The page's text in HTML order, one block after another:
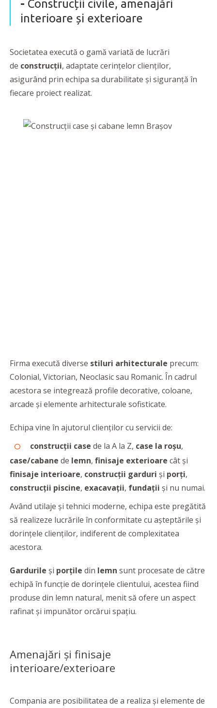
- Construcții civile, amenajări
interioare și exterioare
Societatea execută o gamă variată de lucrări
de construcții, adaptate cerințelor clienților,
asigurând prin echipa sa durabilitate și siguranță în
fiecare proiect realizat.
Firma execută diverse stiluri arhitecturale precum:
Colonial, Victorian, Neoclasic sau Romanic. În cadrul
acestora se integrează profile decorative, coloane,
arcade și elemente arhitecturale sofisticate.
Echipa vine în ajutorul clienților cu servicii de:
construcții case de la A la Z, case la roșu,
case/cabane de lemn, finisaje exterioare cât și
finisaje interioare, construcții garduri și porți,
construcții piscine, exacavații, fundații și nu numai.
Având utilaje și tehnici moderne, echipa este pregătită
să realizeze lucrările în conformitate cu așteptările și
dorințele clienților, indiferent de complexitatea
acestora.
Gardurile și porțile din lemn sunt procesate de către
echipă în funcție de dorințele clientului, acestea fiind
produse din lemn natural, menit să ofere un aspect
rafinat și impunător orcărui spațiu.
Amenajări și finisaje
interioare/exterioare
Compania are posibilitatea de a realiza și elemente de